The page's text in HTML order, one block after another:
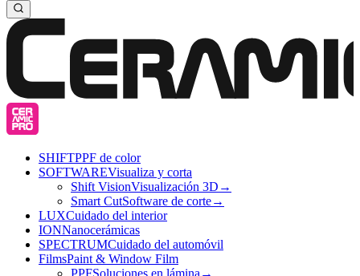
SHIFTPPF de color
SOFTWAREVisualiza y corta
Shift VisionVisualización 3D →
Smart CutSoftware de corte→
LUXCuidado del interior
IONNanocerámicas
SPECTRUMCuidado del automóvil
FilmsPaint & Window Film
PPFSoluciones en lámina →